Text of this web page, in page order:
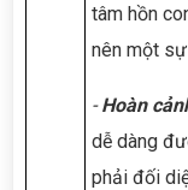
tâm hồn
nên một
-Hoàn
dễ dàng
phải đối